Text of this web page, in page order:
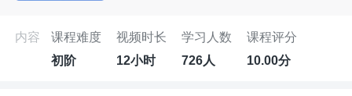
内容
课程难度
初阶
视频时长
12小时
学习人数
726人
课程评分
10.00分